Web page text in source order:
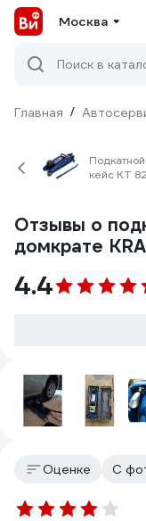
Москва
Поиск в
Главная /
кейс KT
Отзывы о
домкрате
4.4
Оценке С